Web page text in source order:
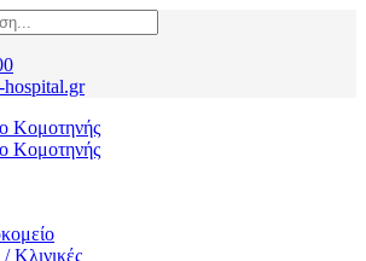
Κλινικές